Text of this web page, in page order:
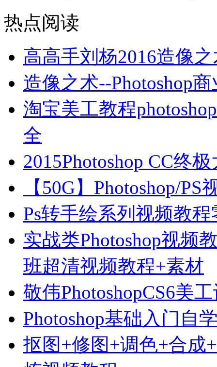
热点阅读
高高手刘杨2016造像
造像之术--Photoshop
淘宝美工教程
全
2015Photoshop CC终
【50G】Photoshop/
Ps转手绘系列视频教
实战类Photoshop视频
班超清视频教程+素材
敬伟PhotoshopCS6美
Photoshop基础入门自
抠图+修图+调色+合成